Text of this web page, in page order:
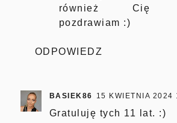
również Cię
pozdrawiam :)
ODPOWIEDZ
BASIEK86 15 KWIETNIA 2024
Gratuluję tych 11 lat. :)